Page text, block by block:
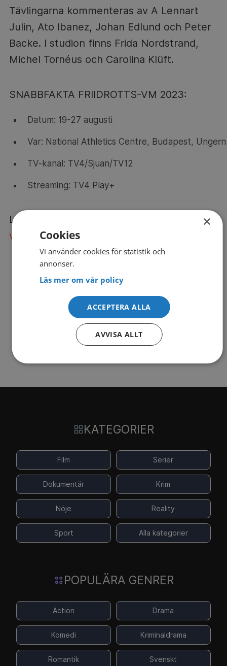
Tävlingarna kommenteras av A Lennart
Julin, Ato Ibanez, Johan Edlund och Peter
Backe. I studion finns Frida Nordstrand,
Michel Tornéus och Carolina Klüft.
SNABBFAKTA FRIIDROTTS-VM 2023:
Datum: 19-27 augusti
Var: National Athletics Centre, Budapest, Ungern
TV-kanal: TV4/Sjuan/TV12
Streaming: TV4 Play+
Läs mer om
worldathletics.org
KATEGORIER
Film Serier
Dokumentär Krim
Nöje Reality
Sport Alla kategorier
POPULÄRA GENRER
Action Drama
Komedi Kriminaldrama
Romantik Svenskt
×
Cookies
Vi använder cookies för statistik och
annonser.
Läs mer om vår policy
ACCEPTERA ALLA
AVVISA ALLT